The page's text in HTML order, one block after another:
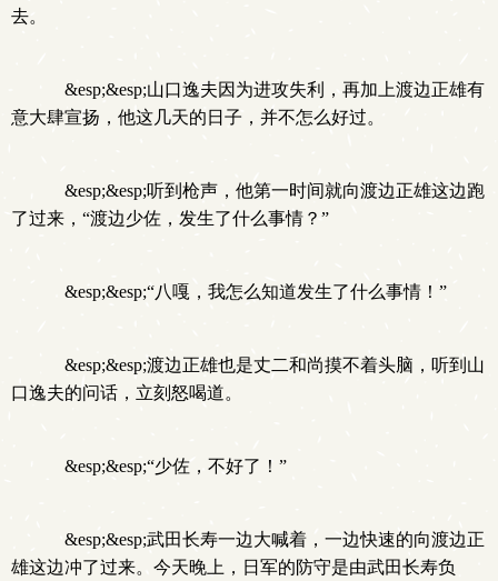
去。
&esp;&esp;山口逸夫因为进攻失利，再加上渡边正雄有
意大肆宣扬，他这几天的日子，并不怎么好过。
&esp;&esp;听到枪声，他第一时间就向渡边正雄这边跑
了过来，“渡边少佐，发生了什么事情？”
&esp;&esp;“八嘎，我怎么知道发生了什么事情！”
&esp;&esp;渡边正雄也是丈二和尚摸不着头脑，听到山
口逸夫的问话，立刻怒喝道。
&esp;&esp;“少佐，不好了！”
&esp;&esp;武田长寿一边大喊着，一边快速的向渡边正
雄这边冲了过来。今天晚上，日军的防守是由武田长寿负